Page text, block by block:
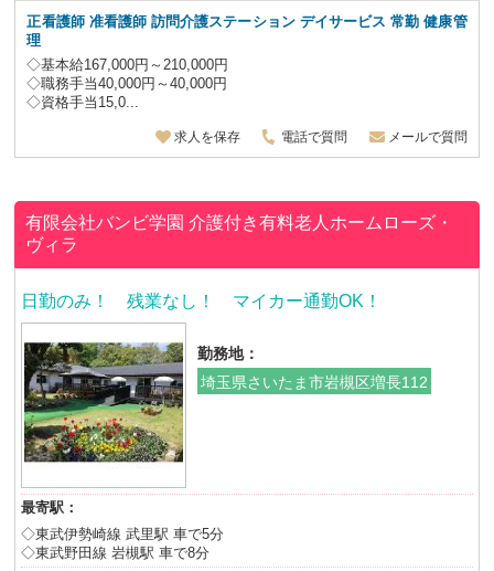
正看護師 准看護師 訪問介護ステーション デイサービス常勤 健康管
理
◇基本給167,000円～210,000円
◇職務手当40,000円～40,000円
◇資格手当15,0...
求人を保存 電話で質問 メールで質問
有限会社バンビ学園介護付き有料老人ホームローズ・
ヴィラ
日勤のみ！ 残業なし！ マイカー通勤OK！
勤務地：
埼玉県さいたま市岩槻区増長112
最寄駅：
◇東武伊勢崎線 武里駅 車で5分
◇東武野田線 岩槻駅 車で8分